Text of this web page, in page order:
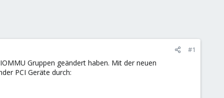
#1
Gruppen geändert haben. Mit der neuen
PCI Geräte durch: